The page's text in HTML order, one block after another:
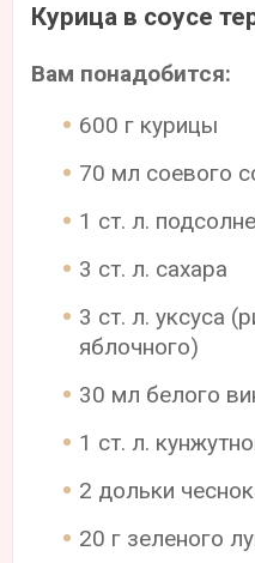
Курица в соусе
Вам понадобится:
600 г курицы
70 мл соевого
1 ст. л.
3 ст. л. сахара
3 ст. л. уксуса
яблочного)
30 мл белого
1 ст. л.
2 дольки
20 г зеленого